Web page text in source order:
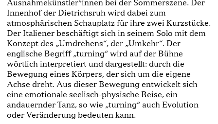
Ausnahmekünstler*innen bei der Sommerszene. Der
Innenhof der Dietrichsruh wird dabei zum
atmosphärischen Schauplatz für ihre zwei Kurzstücke.
Der Italiener beschäftigt sich in seinem Solo mit dem
Konzept des „Umdrehens“, der „Umkehr“. Der
englische Begriff „turning“ wird auf der Bühne
wörtlich interpretiert und dargestellt: durch die
Bewegung eines Körpers, der sich um die eigene
Achse dreht. Aus dieser Bewegung entwickelt sich
eine emotionale seelisch-physische Reise, ein
andauernder Tanz, so wie „turning“ auch Evolution
oder Veränderung bedeuten kann.